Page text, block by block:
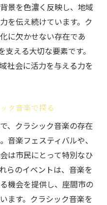
景を色濃く反映し、地域
を伝え続けています。ク
に欠かせない存在であ
支える大切な要素です。
社会に活力を与える力を
ク音楽で探る
、クラシック音楽の存在
音楽フェスティバルや、
は市民にとって特別なひ
らのイベントは、音楽を
機会を提供し、座間市の
ます。クラシック音楽を